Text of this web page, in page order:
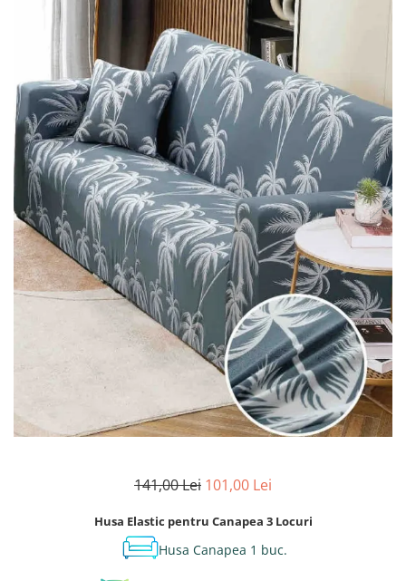
Lenjerii Creponate
Lenjerii de finet Iprimate Digital
Lenjerii de pat Bumbac 100%
Lenjerii de pat Finet + 2 Draperii
Lenjerii de pat Saten 4 piese cu
elastic
141,00 Lei 101,00 Lei
Husa Elastic pentru Canapea 3 Locuri
Husa Canapea 1 buc.